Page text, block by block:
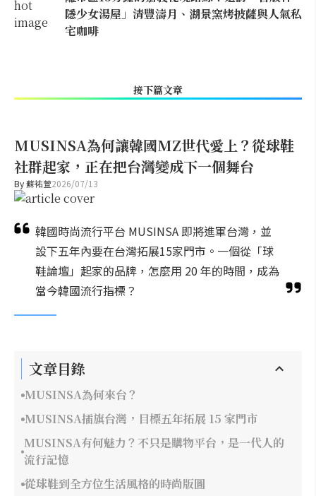
隱少女湯屋」清豐濤月、湖景窯烤披薩與人氣私
宅咖啡
接下篇文章
MUSINSA為何讓韓國MZ世代愛上？從球鞋
社群起家，正在把台灣變成下一個舞台
By蘇祐萱2026/07/13
韓國時尚流行平台 MUSINSA 即將進軍台灣，並
設下五年內要在台灣拓展15家門市。一個從「球
鞋論壇」起家的品牌，怎麼用 20 年的時間，成為
當今韓國流行指標？
文章目錄
MUSINSA為何來台？
MUSINSA插旗台灣，目標五年拓展 15 家門市
MUSINSA有何魅力？不只是購物平台，是一代人的
流行記憶
從球鞋到全方位生活風格的時尚版圖